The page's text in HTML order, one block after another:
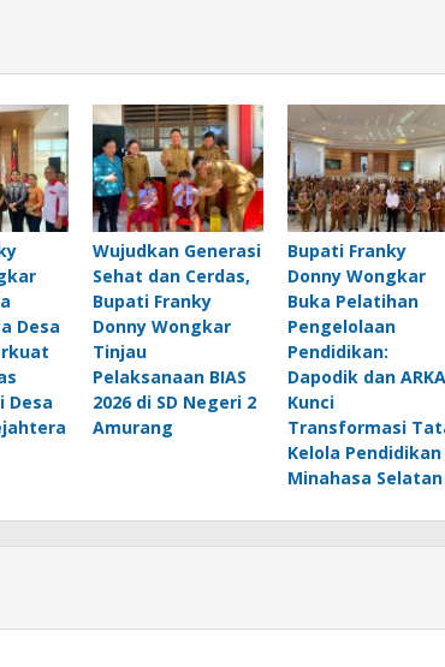
Desa
Desa
Wujudkan Generasi
Sehat dan Cerdas,
Bupati Franky
Donny Wongkar
Tinjau
Pelaksanaan BIAS
2026 di SD Negeri 2
Amurang
Bupati Franky
Donny Wongkar
Buka Pelatihan
Pengelolaan
Pendidikan:
Dapodik dan
Kunci
Transformasi
Kelola Pendidikan
Minahasa Selatan